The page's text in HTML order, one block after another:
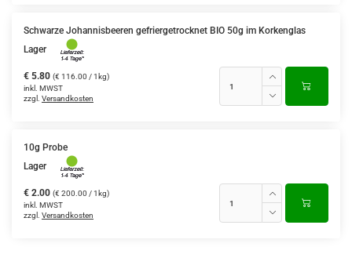
Schwarze Johannisbeeren gefriergetrocknet BIO 50g im Korkenglas
Lager
€ 5.80 (€ 116.00 / 1kg)
inkl. MWST
zzgl. Versandkosten
10g Probe
Lager
€ 2.00 (€ 200.00 / 1kg)
inkl. MWST
zzgl. Versandkosten